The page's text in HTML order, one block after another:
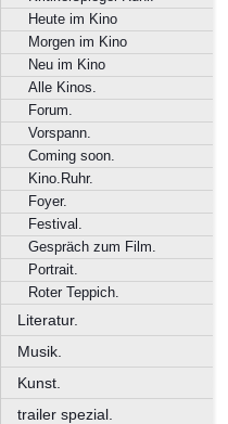
Heute im Kino
Morgen im Kino
Neu im Kino
Alle Kinos.
Forum.
Vorspann.
Coming soon.
Kino.Ruhr.
Foyer.
Festival.
Gespräch zum Film.
Portrait.
Roter Teppich.
Literatur.
Musik.
Kunst.
trailer spezial.